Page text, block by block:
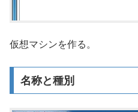
仮想マシンを作る。
名称と種別